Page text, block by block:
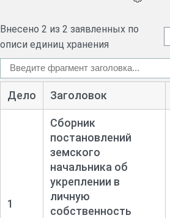
Внесено 2 из 2 заявленных по
описи единиц хранения
Дело Заголовок
1
Сборник
постановлений
земского
начальника об
укреплении в
личную
собственность